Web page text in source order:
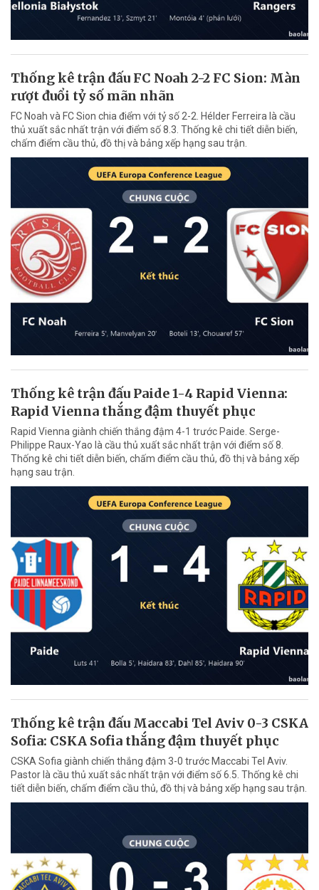
Thống kê trận đấu FC Noah 2-2 FC Sion: Màn
rượt đuổi tỷ số mãn nhãn
FC Noah và FC Sion chia điểm với tỷ số 2-2. Hélder Ferreira là cầu
thủ xuất sắc nhất trận với điểm số 8.3. Thống kê chi tiết diễn biến,
chấm điểm cầu thủ, đồ thị và bảng xếp hạng sau trận.
Thống kê trận đấu Paide 1-4 Rapid Vienna:
Rapid Vienna thắng đậm thuyết phục
Rapid Vienna giành chiến thắng đậm 4-1 trước Paide. Serge-
Philippe Raux-Yao là cầu thủ xuất sắc nhất trận với điểm số 8.
Thống kê chi tiết diễn biến, chấm điểm cầu thủ, đồ thị và bảng xếp
hạng sau trận.
Thống kê trận đấu Maccabi Tel Aviv 0-3 CSKA
Sofia: CSKA Sofia thắng đậm thuyết phục
CSKA Sofia giành chiến thắng đậm 3-0 trước Maccabi Tel Aviv.
Pastor là cầu thủ xuất sắc nhất trận với điểm số 6.5. Thống kê chi
tiết diễn biến, chấm điểm cầu thủ, đồ thị và bảng xếp hạng sau trận.